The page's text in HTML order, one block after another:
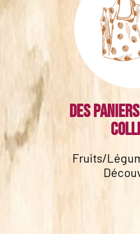
Des
Fruits/